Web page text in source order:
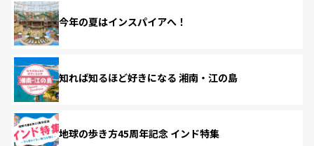
今年の夏はインスパイアへ！
知れば知るほど好きになる 湘南・江の島
地球の歩き方45周年記念 インド特集